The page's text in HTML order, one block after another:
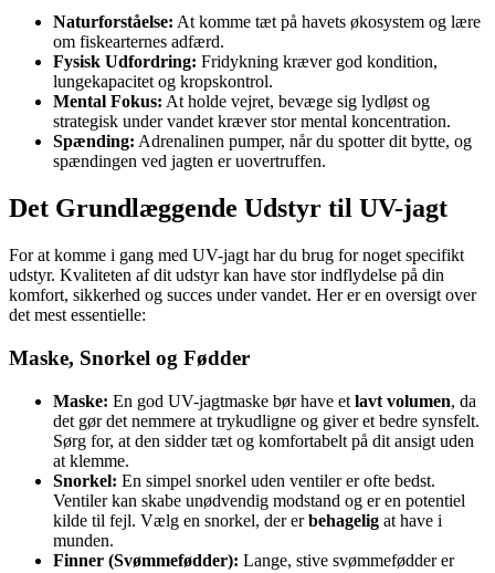
Naturforståelse: At komme tæt på havets økosystem og lære
om fiskearternes adfærd.
Fysisk Udfordring: Fridykning kræver god kondition,
lungekapacitet og kropskontrol.
Mental Fokus: At holde vejret, bevæge sig lydløst og
strategisk under vandet kræver stor mental koncentration.
Spænding: Adrenalinen pumper, når du spotter dit bytte, og
spændingen ved jagten er uovertruffen.
Det Grundlæggende Udstyr til UV-jagt
For at komme i gang med UV-jagt har du brug for noget specifikt
udstyr. Kvaliteten af dit udstyr kan have stor indflydelse på din
komfort, sikkerhed og succes under vandet. Her er en oversigt over
det mest essentielle:
Maske, Snorkel og Fødder
Maske: En god UV-jagtmaske bør have et lavt volumen, da
det gør det nemmere at trykudligne og giver et bedre synsfelt.
Sørg for, at den sidder tæt og komfortabelt på dit ansigt uden
at klemme.
Snorkel: En simpel snorkel uden ventiler er ofte bedst.
Ventiler kan skabe unødvendig modstand og er en potentiel
kilde til fejl. Vælg en snorkel, der erbehagelig at have i
munden.
Finner (Svømmefødder): Lange, stive svømmefødder er